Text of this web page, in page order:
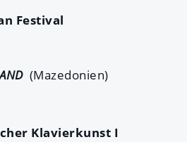
Festival
(Mazedonien)
Klavierkunst I